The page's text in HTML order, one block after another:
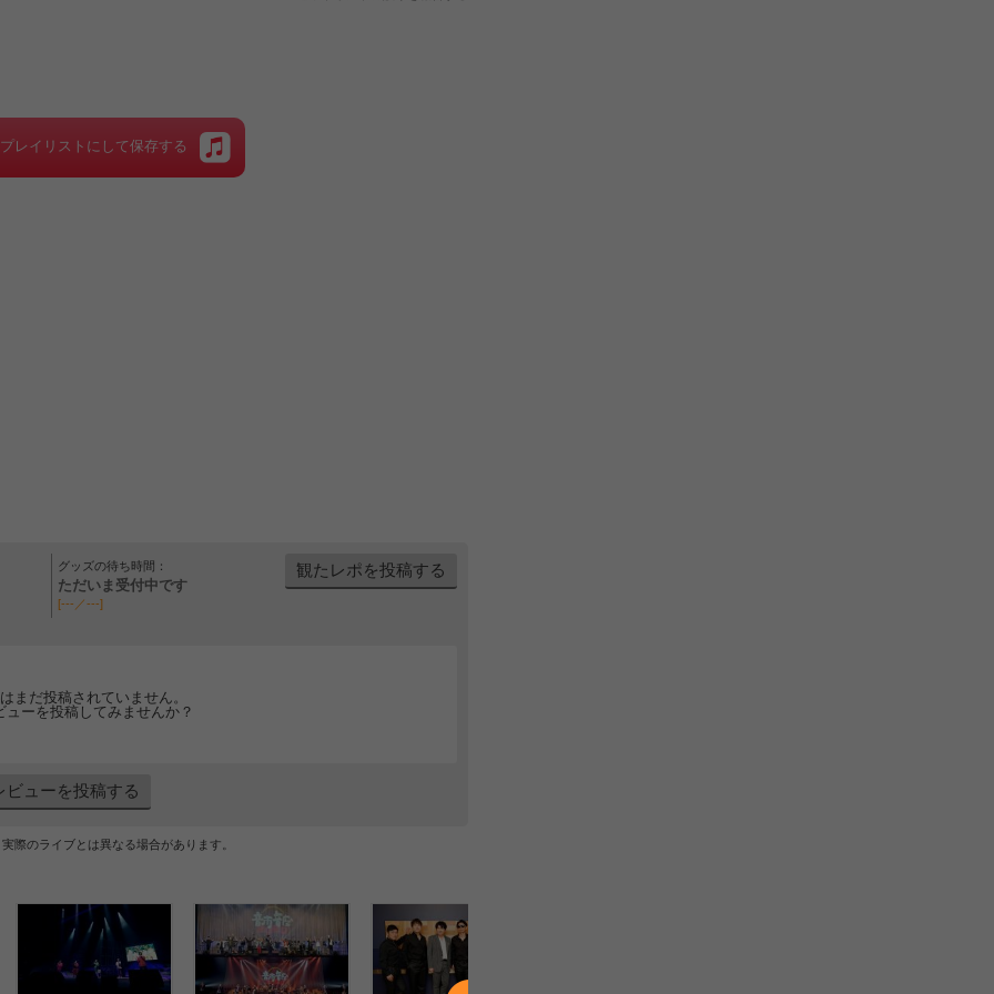
レイリストにして保存する
グッズの待ち時間：
ただいま受付中です
[---／---]
観たレポを投稿する
まだ投稿されていません。
ューを投稿してみませんか？
ビューを投稿する
際のライブとは異なる場合があります。